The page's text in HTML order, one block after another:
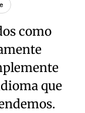
como
que